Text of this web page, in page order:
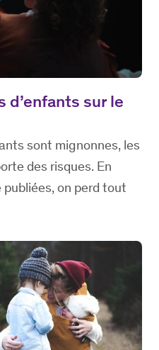
d’enfants sur le
sont mignonnes, les
des risques. En
publiées, on perd tout